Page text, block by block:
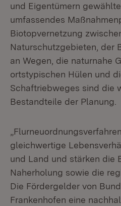
und Eigentümern
umfassendes
Biotopvernetzung
Naturschutzgebieten, der
an Wegen, die naturnahe
ortstypischen Hülen und
Schaftriebweges sind die
Bestandteile der Planung.
gleichwertige
und Land und stärken die
Naherholung sowie die
Die Fördergelder von
Frankenhofen eine